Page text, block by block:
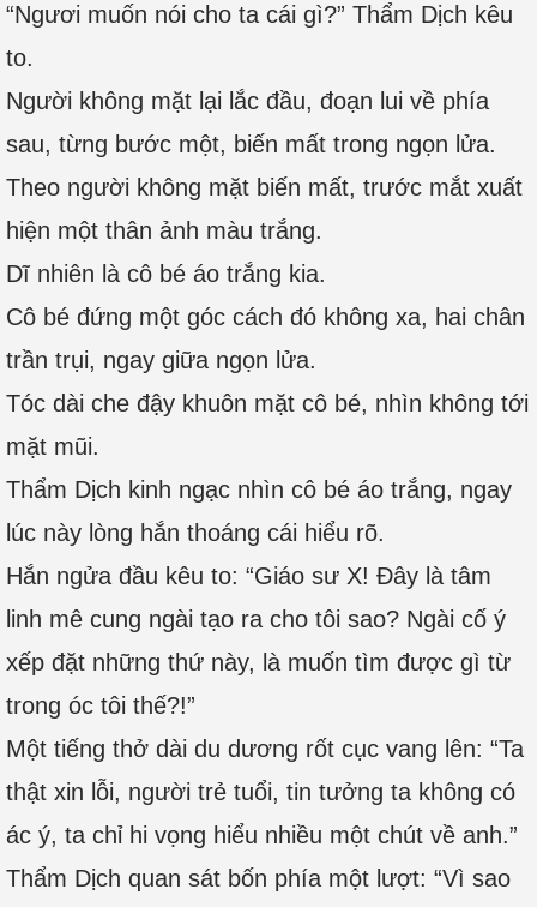
“Ngươi muốn nói cho ta cái gì?” Thẩm Dịch kêu
to.
Người không mặt lại lắc đầu, đoạn lui về phía
sau, từng bước một, biến mất trong ngọn lửa.
Theo người không mặt biến mất, trước mắt xuất
hiện một thân ảnh màu trắng.
Dĩ nhiên là cô bé áo trắng kia.
Cô bé đứng một góc cách đó không xa, hai chân
trần trụi, ngay giữa ngọn lửa.
Tóc dài che đậy khuôn mặt cô bé, nhìn không tới
mặt mũi.
Thẩm Dịch kinh ngạc nhìn cô bé áo trắng, ngay
lúc này lòng hắn thoáng cái hiểu rõ.
Hắn ngửa đầu kêu to: “Giáo sư X! Đây là tâm
linh mê cung ngài tạo ra cho tôi sao? Ngài cố ý
xếp đặt những thứ này, là muốn tìm được gì từ
trong óc tôi thế?!”
Một tiếng thở dài du dương rốt cục vang lên: “Ta
thật xin lỗi, người trẻ tuổi, tin tưởng ta không có
ác ý, ta chỉ hi vọng hiểu nhiều một chút về anh.”
Thẩm Dịch quan sát bốn phía một lượt: “Vì sao